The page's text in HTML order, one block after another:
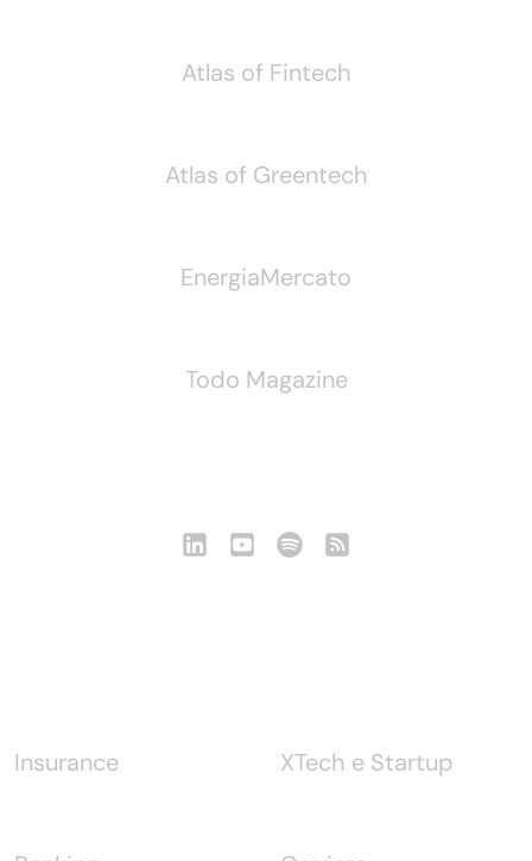
Atlas of Fintech
Atlas of Greentech
EnergiaMercato
Todo Magazine
Insurance XTech e Startup